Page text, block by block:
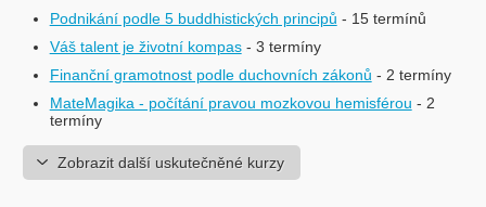
Podnikání podle 5 buddhistických principů - 15 termínů
Váš talent je životní kompas - 3 termíny
Finanční gramotnost podle duchovních zákonů - 2 termíny
MateMagika - počítání pravou mozkovou hemisférou - 2
termíny
Zobrazit další uskutečněné kurzy